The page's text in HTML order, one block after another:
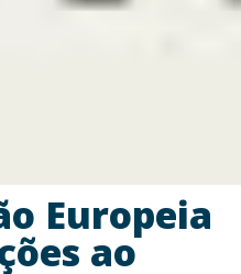
Europeia
ao